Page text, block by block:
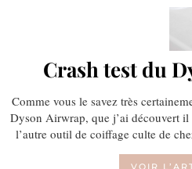
Crash test du
Comme vous le savez très
Dyson Airwrap, que j’ai découvert
l’autre outil de coiffage culte de